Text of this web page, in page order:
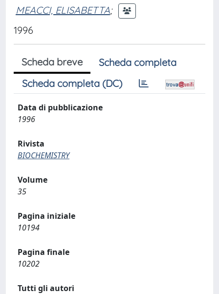
MEACCI, ELISABETTA;
1996
Scheda breve
Scheda completa
Scheda completa (DC)
Data di pubblicazione
1996
Rivista
BIOCHEMISTRY
Volume
35
Pagina iniziale
10194
Pagina finale
10202
Tutti gli autori